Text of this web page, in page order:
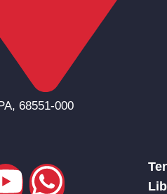
68551-000